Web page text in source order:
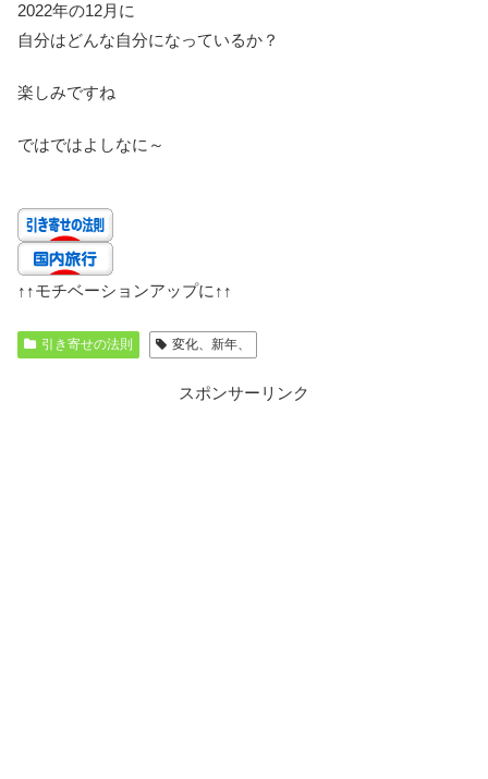
2022年の12月に
自分はどんな自分になっているか？
楽しみですね
ではではよしなに～
↑↑モチベーションアップに ↑↑
引き寄せの法則 変化、新年、
スポンサーリンク